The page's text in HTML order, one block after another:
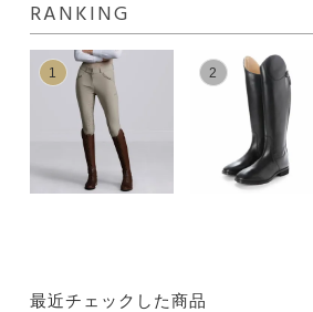
RANKING
1 2
最近チェックした商品